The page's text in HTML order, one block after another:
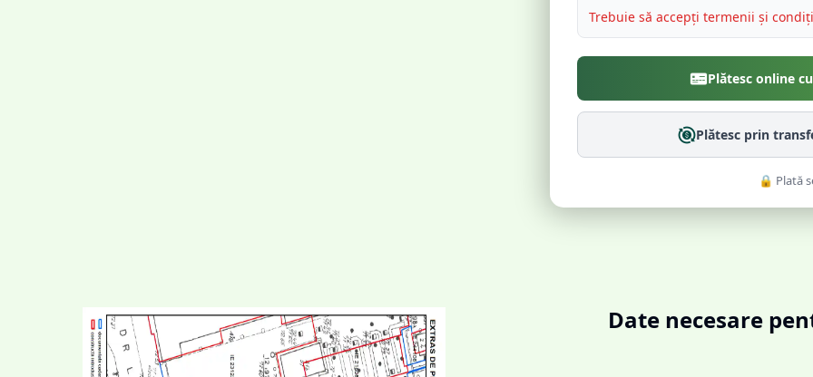
Trebuie să accepți termenii și
Plătesc online
Plătesc prin
🔒 Plată
Date necesare